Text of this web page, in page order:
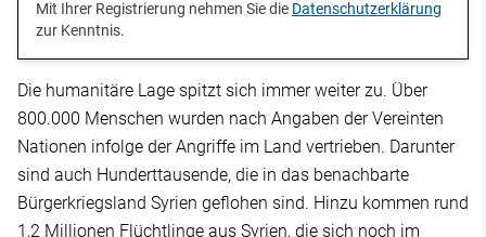
Mit Ihrer Registrierung nehmen Sie die Datenschutzerklärung
zur Kenntnis.
Die humanitäre Lage spitzt sich immer weiter zu. Über
800.000 Menschen wurden nach Angaben der Vereinten
Nationen infolge der Angriffe im Land vertrieben. Darunter
sind auch Hunderttausende, die in das benachbarte
Bürgerkriegsland Syrien geflohen sind. Hinzu kommen rund
1,2 Millionen Flüchtlinge aus Syrien, die sich noch im